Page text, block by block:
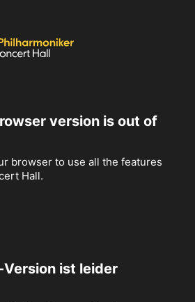
version is out of
browser to use all the features
Hall.
Version ist leider